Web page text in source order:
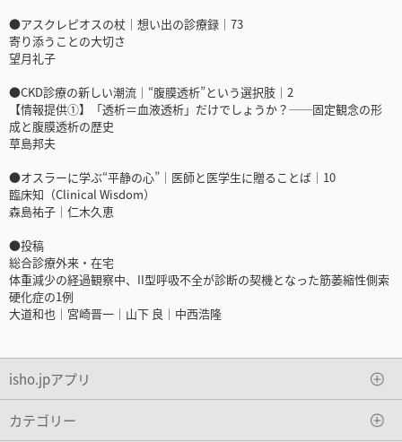
●アスクレピオスの杖｜想い出の診療録｜73
寄り添うことの大切さ
望月礼子
●CKD診療の新しい潮流｜“腹膜透析”という選択肢｜2
【情報提供①】「透析＝血液透析」だけでしょうか？──固定観念の形
成と腹膜透析の歴史
草島邦夫
●オスラーに学ぶ“平静の心”｜医師と医学生に贈ることば｜10
臨床知（Clinical Wisdom）
森島祐子｜仁木久恵
●投稿
総合診療外来・在宅
体重減少の経過観察中、II型呼吸不全が診断の契機となった筋萎縮性側索
硬化症の1例
大道和也｜宮崎晋一｜山下 良｜中西浩隆
isho.jpアプリ
カテゴリー